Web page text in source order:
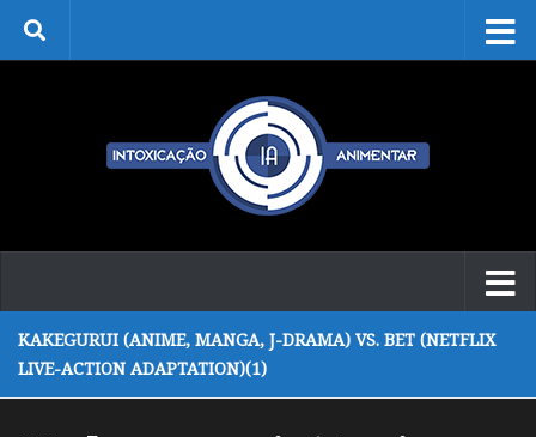
Skip to content
KAKEGURUI (ANIME, MANGA, J-DRAMA) VS. BET (NETFLIX
LIVE-ACTION ADAPTATION)(1)